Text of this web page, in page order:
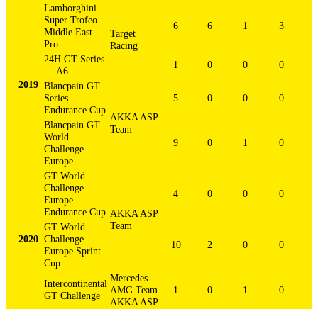
2019
Lamborghini
Super Trofeo
Middle East —
Pro
Target
Racing
6 6 1 3
24H GT Series
— A6
1 0 0
0
Blancpain GT
Series
Endurance Cup
AKKA ASP
Team
5 0 0 0
Blancpain GT
World
Challenge
Europe
9 0 1 0
2020
GT World
Challenge
Europe
Endurance Cup AKKA ASP
Team
4 0 0 0
GT World
Challenge
Europe Sprint
Cup
10 2 0 0
Intercontinental
GT Challenge
Mercedes-
AMG Team
AKKA ASP
1 0 1 0